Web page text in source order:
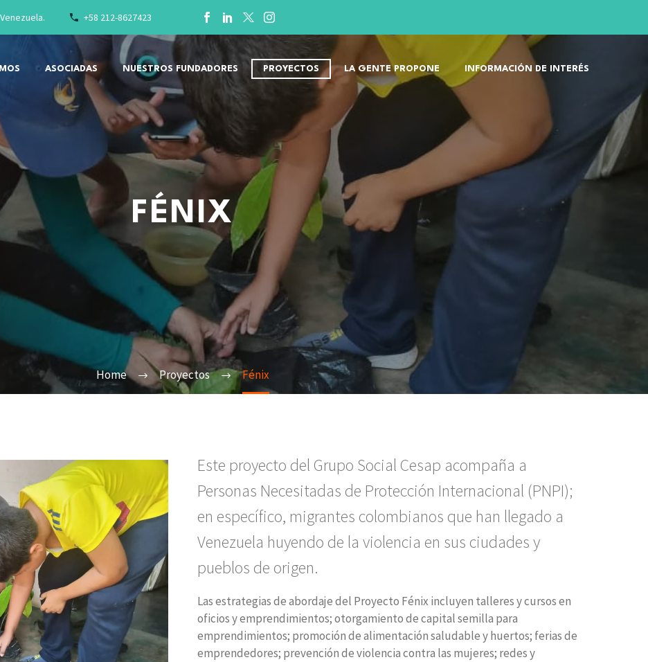
+58 212-8627423
ASOCIADAS NUESTROS FUNDADORES PROYECTOS LA GENTE PROPONE INFORMACIÓN DE INTERÉS
FÉNIX
Home Proyectos Fénix
Este proyecto del Grupo Social Cesap acompaña a
Personas Necesitadas de Protección Internacional (PNPI);
en específico, migrantes colombianos que han llegado a
Venezuela huyendo de la violencia en sus ciudades y
pueblos de origen.
Las estrategias de abordaje del Proyecto Fénix incluyen talleres y cursos en
oficios y emprendimientos; otorgamiento de capital semilla para
emprendimientos; promoción de alimentación saludable y huertos; ferias de
emprendedores; prevención de violencia contra las mujeres; redes y